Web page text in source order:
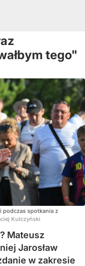
tego"
podczas spotkania z
Kulczyński
Mateusz
Jarosław
w zakresie